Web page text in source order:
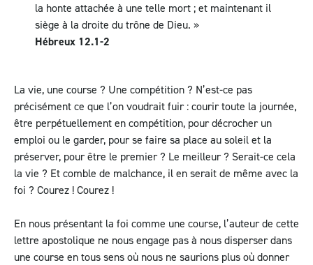
la honte attachée à une telle mort ; et maintenant il
siège à la droite du trône de Dieu. »
Hébreux 12.1-2
La vie, une course ? Une compétition ? N’est-ce pas
précisément ce que l’on voudrait fuir : courir toute la journée,
être perpétuellement en compétition, pour décrocher un
emploi ou le garder, pour se faire sa place au soleil et la
préserver, pour être le premier ? Le meilleur ? Serait-ce cela
la vie ? Et comble de malchance, il en serait de même avec la
foi ? Courez ! Courez !
En nous présentant la foi comme une course, l’auteur de cette
lettre apostolique ne nous engage pas à nous disperser dans
une course en tous sens où nous ne saurions plus où donner